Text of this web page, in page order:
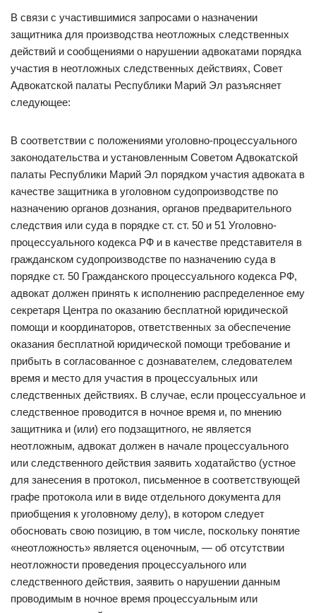
В связи с участившимися запросами о назначении
защитника для производства неотложных следственных
действий и сообщениями о нарушении адвокатами порядка
участия в неотложных следственных действиях, Совет
Адвокатской палаты Республики Марий Эл разъясняет
следующее:
В соответствии с положениями уголовно-процессуального
законодательства и установленным Советом Адвокатской
палаты Республики Марий Эл порядком участия адвоката в
качестве защитника в уголовном судопроизводстве по
назначению органов дознания, органов предварительного
следствия или суда в порядке ст. ст. 50 и 51 Уголовно-
процессуального кодекса РФ и в качестве представителя в
гражданском судопроизводстве по назначению суда в
порядке ст. 50 Гражданского процессуального кодекса РФ,
адвокат должен принять к исполнению распределенное ему
секретаря Центра по оказанию бесплатной юридической
помощи и координаторов, ответственных за обеспечение
оказания бесплатной юридической помощи требование и
прибыть в согласованное с дознавателем, следователем
время и место для участия в процессуальных или
следственных действиях. В случае, если процессуальное и
следственное проводится в ночное время и, по мнению
защитника и (или) его подзащитного, не является
неотложным, адвокат должен в начале процессуального
или следственного действия заявить ходатайство (устное
для занесения в протокол, письменное в соответствующей
графе протокола или в виде отдельного документа для
приобщения к уголовному делу), в котором следует
обосновать свою позицию, в том числе, поскольку понятие
«неотложность» является оценочным, — об отсутствии
неотложности проведения процессуального или
следственного действия, заявить о нарушении данным
проводимым в ночное время процессуальным или